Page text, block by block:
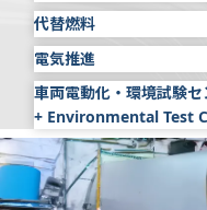
リソンは最新技術を推
確実な動作を確保して
もっと見る
アリソンはAllison
車両業界を前進させる
います。Allison
業への戦略的投資や提
ワークソリューション
もっと見る
代替燃料
アリソンの推進ソリュ
ゼル、ガソリン、プロ
まざまなエネルギー
様は特定のニーズに合
もっと見る
電気推進
アリソンは、20年以上
イブリッド推進システ
投資を続けています。
完全電動ソリューショ
CO2削減を目指すお客
車両電動化・環境試験
+ Environmental Test
車両の幅広い試験サ
とお客様の迅速な市場
す。このセンターは、